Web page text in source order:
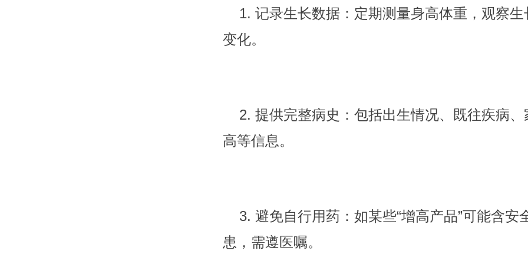
1. 记录生长数据：定期测量身高体重，观察生
变化。
2. 提供完整病史：包括出生情况、既往疾病、
高等信息。
3. 避免自行用药：如某些“增高产品”可能含安
患，需遵医嘱。